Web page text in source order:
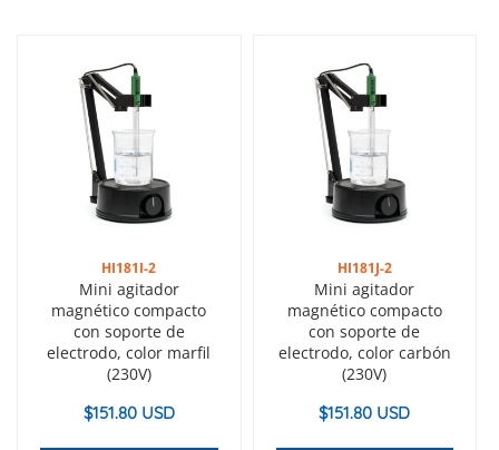
HI181I-2
Mini agitador
magnético compacto
con soporte de
electrodo, color marfil
(230V)
$151.80 USD
HI181J-2
Mini agitador
magnético compacto
con soporte de
electrodo, color carbón
(230V)
$151.80 USD